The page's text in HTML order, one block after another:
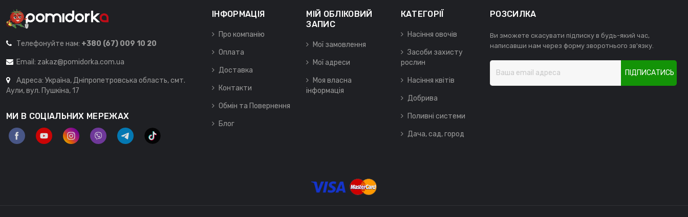
Телефонуйте нам: +380 (67) 009 10 20
Email: zakaz@pomidorka.com.ua
Адреса: Україна, Дніпропетровська область, смт.
Аули, вул. Пушкіна, 17
МИ В СОЦІАЛЬНИХ МЕРЕЖАХ
ІНФОРМАЦІЯ
Про компанію
Оплата
Доставка
Контакти
Обмін та Повернення
Блог
МІЙ ОБЛІКОВИЙ
ЗАПИС
Мої замовлення
Мої адреси
Моя власна
інформація
КАТЕГОРІЇ
Насіння овочів
Засоби захисту
рослин
Насіння квітів
Добрива
Поливні системи
Дача, сад, город
РОЗСИЛКА
Ви зможете скасувати підписку в будь-який час,
написавши нам через форму зворотнього зв'язку.
ПІДПИСАТИСЬ